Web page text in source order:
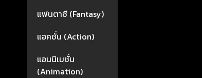
แฟนตาซี (Fantasy)
แอคชั่น (Action)
แอนนิเมชั่น
(Animation)